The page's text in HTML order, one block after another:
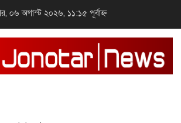
০৬ অগাস্ট ২০২৬, ১১:১৫ পূর্বাহ্ন